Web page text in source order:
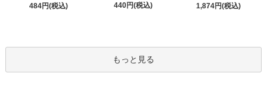
484円(税込)
440円(税込)
1,874円(税込)
もっと見る